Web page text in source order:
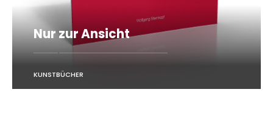
Nur zur Ansicht
KUNSTBÜCHER